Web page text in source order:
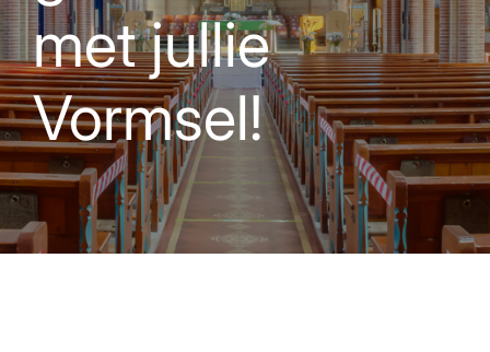
met jullie
Vormsel!